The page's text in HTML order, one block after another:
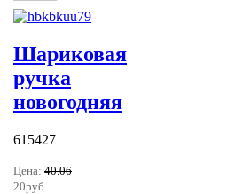
Шариковая
ручка
новогодняя
615427
Цена: 40.06
20руб.